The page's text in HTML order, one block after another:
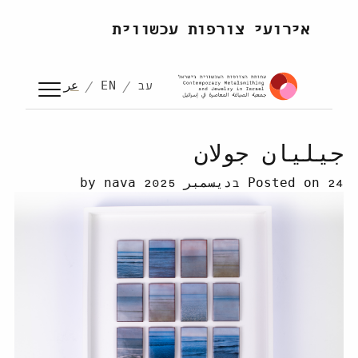
אירועי צורפות עכשווית
עב EN عر
جيليان جولان
Posted on 24 בديسمبر 2025 nava